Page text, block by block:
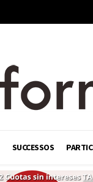
SUCCESSOS